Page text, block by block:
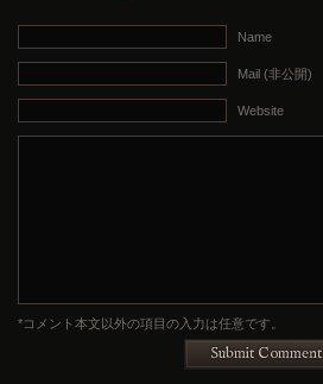
Name
Mail (非公開)
Website
*コメント本文以外の項目の入力は任意です。
Submit Comment